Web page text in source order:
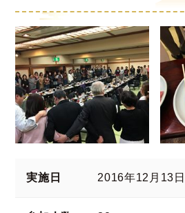
実施日 2016年12月13日